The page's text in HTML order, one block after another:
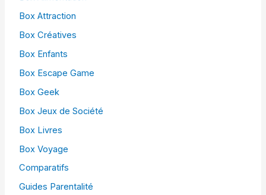
Box Attraction
Box Créatives
Box Enfants
Box Escape Game
Box Geek
Box Jeux de Société
Box Livres
Box Voyage
Comparatifs
Guides Parentalité